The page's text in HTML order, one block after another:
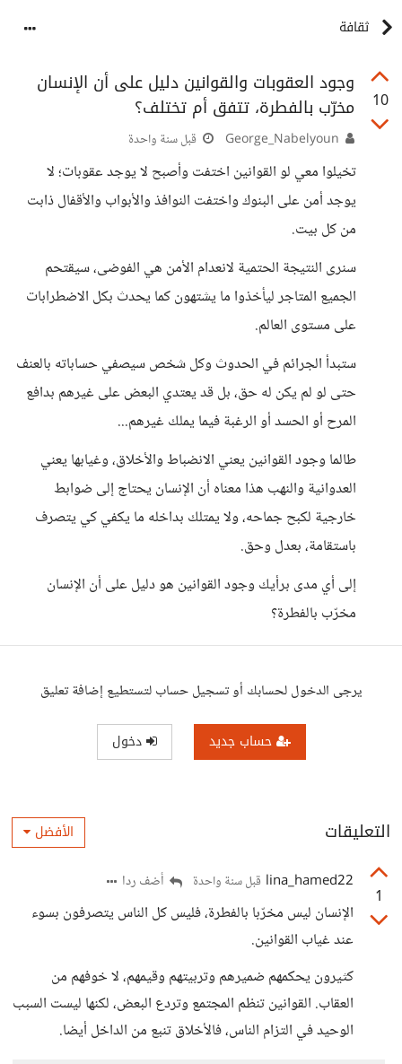
ثقافة
10
وجود العقوبات والقوانين دليل على أن الإنسان
مخرّب بالفطرة، تتفق أم تختلف؟
قبل سنة واحدة
تخيلوا معي لو القوانين اختفت وأصبح لا يوجد عقوبات؛ لا
يوجد أمن على البنوك واختفت النوافذ والأبواب والأقفال ذابت
من كل بيت.
سنرى النتيجة الحتمية لانعدام الأمن هي الفوضى، سيقتحم
الجميع المتاجر ليأخذوا ما يشتهون كما يحدث بكل الاضطرابات
على مستوى العالم.
ستبدأ الجرائم في الحدوث وكل شخص سيصفي حساباته بالعنف
حتى لو لم يكن له حق، بل قد يعتدي البعض على غيرهم بدافع
المرح أو الحسد أو الرغبة فيما يملك غيرهم...
طالما وجود القوانين يعني الانضباط والأخلاق، وغيابها يعني
العدوانية والنهب هذا معناه أن الإنسان يحتاج إلى ضوابط
خارجية لكبح جماحه، ولا يمتلك بداخله ما يكفي كي يتصرف
باستقامة، بعدل وحق.
إلى أي مدى برأيك وجود القوانين هو دليل على أن الإنسان
مخرّب بالفطرة؟
يرجى الدخول لحسابك أو تسجيل حساب لتستطيع إضافة تعليق
حساب جديد دخول
التعليقات الأفضل
1
lina_hamed22 قبل سنة واحدة أضف ردا
الإنسان ليس مخرّبا بالفطرة، فليس كل الناس يتصرفون بسوء
عند غياب القوانين.
كثيرون يحكمهم ضميرهم وتربيتهم وقيمهم، لا خوفهم من
العقاب. القوانين تنظم المجتمع وتردع البعض، لكنها ليست السبب
الوحيد في التزام الناس، فالأخلاق تنبع من الداخل أيضا.